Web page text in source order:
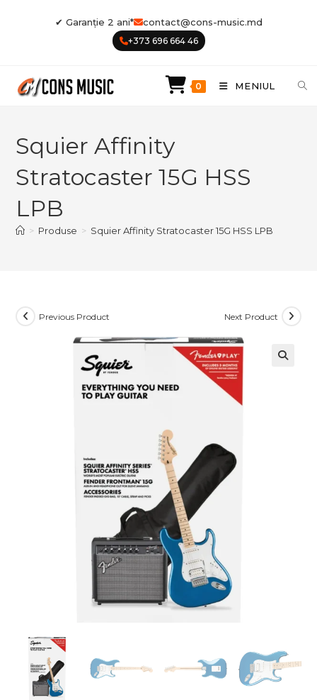
✔ Garanție 2 ani* contact@cons-music.md
+373 696 664 46
0 MENIUL
Squier Affinity
Stratocaster 15G HSS
LPB
> Produse > Squier Affinity Stratocaster 15G HSS LPB
Previous Product Next Product